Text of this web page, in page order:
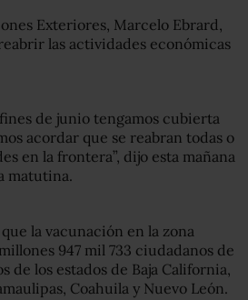
Exteriores, Marcelo Ebrard,
las actividades económicas
de junio tengamos cubierta
acordar que se reabran todas o
en la frontera”, dijo esta mañana
matutina.
la vacunación en la zona
947 mil 733 ciudadanos de
de los estados de Baja California,
Coahuila y Nuevo León.